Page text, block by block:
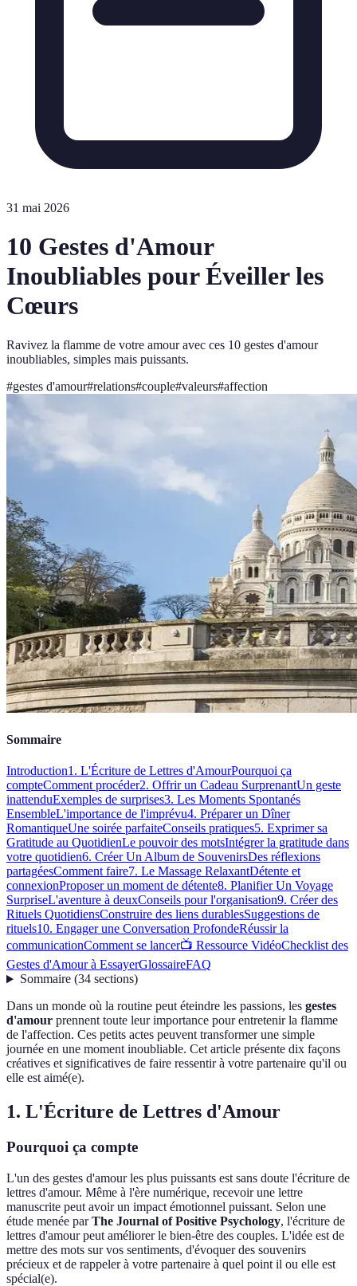
31 mai 2026
10 Gestes d'Amour
Inoubliables pour Éveiller les
Cœurs
Ravivez la flamme de votre amour avec ces 10 gestes d'amour
inoubliables, simples mais puissants.
#gestes d'amour#relations#couple#valeurs#affection
Sommaire
Introduction1. L'Écriture de Lettres d'AmourPourquoi ça
compteComment procéder2. Offrir un Cadeau SurprenantUn geste
inattenduExemples de surprises3. Les Moments Spontanés
EnsembleL'importance de l'imprévu4. Préparer un Dîner
RomantiqueUne soirée parfaiteConseils pratiques5. Exprimer sa
Gratitude au QuotidienLe pouvoir des motsIntégrer la gratitude dans
votre quotidien6. Créer Un Album de SouvenirsDes réflexions
partagéesComment faire7. Le Massage RelaxantDétente et
connexionProposer un moment de détente8. Planifier Un Voyage
SurpriseL'aventure à deuxConseils pour l'organisation9. Créer des
Rituels QuotidiensConstruire des liens durablesSuggestions de
rituels10. Engager une Conversation ProfondeRéussir la
communicationComment se lancer📺 Ressource VidéoChecklist des
Gestes d'Amour à EssayerGlossaireFAQ
Sommaire(34 sections)
Dans un monde où la routine peut éteindre les passions, les gestes
d'amour prennent toute leur importance pour entretenir la flamme
de l'affection. Ces petits actes peuvent transformer une simple
journée en une moment inoubliable. Cet article présente dix façons
créatives et significatives de faire ressentir à votre partenaire qu'il ou
elle est aimé(e).
1. L'Écriture de Lettres d'Amour
Pourquoi ça compte
L'un des gestes d'amour les plus puissants est sans doute l'écriture de
lettres d'amour. Même à l'ère numérique, recevoir une lettre
manuscrite peut avoir un impact émotionnel puissant. Selon une
étude menée parThe Journal of Positive Psychology, l'écriture de
lettres d'amour peut améliorer le bien-être des couples. L'idée est de
mettre des mots sur vos sentiments, d'évoquer des souvenirs
précieux et de rappeler à votre partenaire à quel point il ou elle est
spécial(e).